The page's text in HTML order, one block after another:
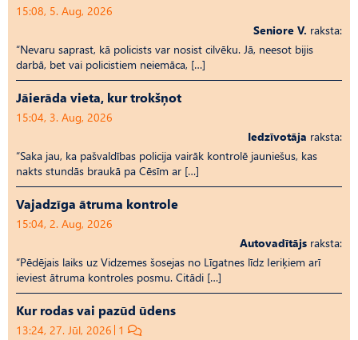
15:08, 5. Aug, 2026
Seniore V. raksta:
“Nevaru saprast, kā policists var nosist cilvēku. Jā, neesot bijis
darbā, bet vai policistiem neiemāca, […]
Jāierāda vieta, kur trokšņot
15:04, 3. Aug, 2026
Iedzīvotāja raksta:
“Saka jau, ka pašvaldības policija vairāk kontrolē jauniešus, kas
nakts stundās braukā pa Cēsīm ar […]
Vajadzīga ātruma kontrole
15:04, 2. Aug, 2026
Autovadītājs raksta:
“Pēdējais laiks uz Vid­ze­mes šosejas no Līgatnes līdz Ieriķiem arī
ieviest ātruma kontroles posmu. Citādi […]
Kur rodas vai pazūd ūdens
13:24, 27. Jūl, 2026 1